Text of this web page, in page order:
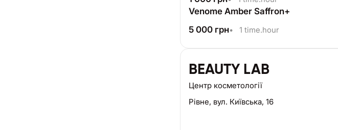
Venome Amber Saffron+
5 000 грн• 1 time.hour
BEAUTY LAB
Центр косметології
Рівне, вул. Київська, 16